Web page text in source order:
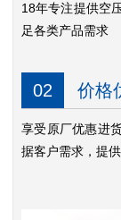
18年专注提供空
足各类产品需求
02 价格
享受原厂优惠进
据客户需求，提